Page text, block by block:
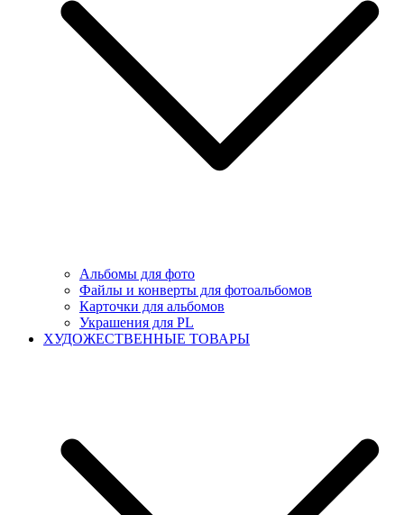
Альбомы для фото
Файлы и конверты для фотоальбомов
Карточки для альбомов
Украшения для PL
ХУДОЖЕСТВЕННЫЕ ТОВАРЫ